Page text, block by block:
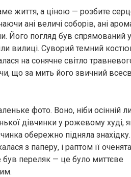
життя, а ціною — розбите
ані величі соборів, ані
Його погляд був спрямований у
вилиці. Суворий темний
на сонячне світло
що за мить його звичний
фото. Воно, ніби осінній
дівчинки у рожевому худі,
обережно підняла
з паперу, і раптом її оченята
був переляк — це було миттєве